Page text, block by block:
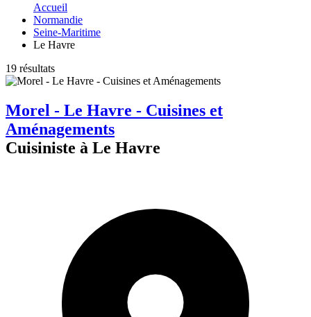
Accueil
Normandie
Seine-Maritime
Le Havre
19 résultats
Morel - Le Havre - Cuisines et
Aménagements
Cuisiniste à Le Havre